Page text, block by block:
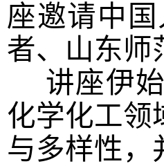
座邀请中
者、山东师
讲座伊
化学化工领
与多样性，